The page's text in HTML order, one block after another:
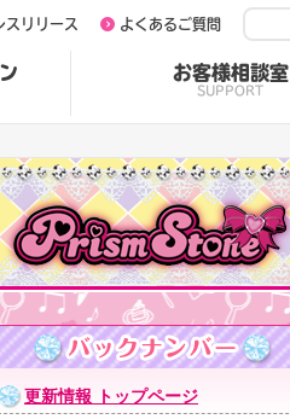
お客様相談室
SUPPORT
スリリース よくあるご質問
更新情報 トップページ